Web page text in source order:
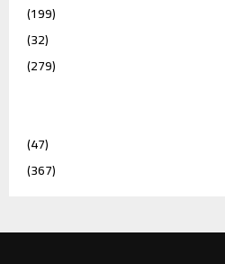
(199)
(32)
(279)
(47)
(367)